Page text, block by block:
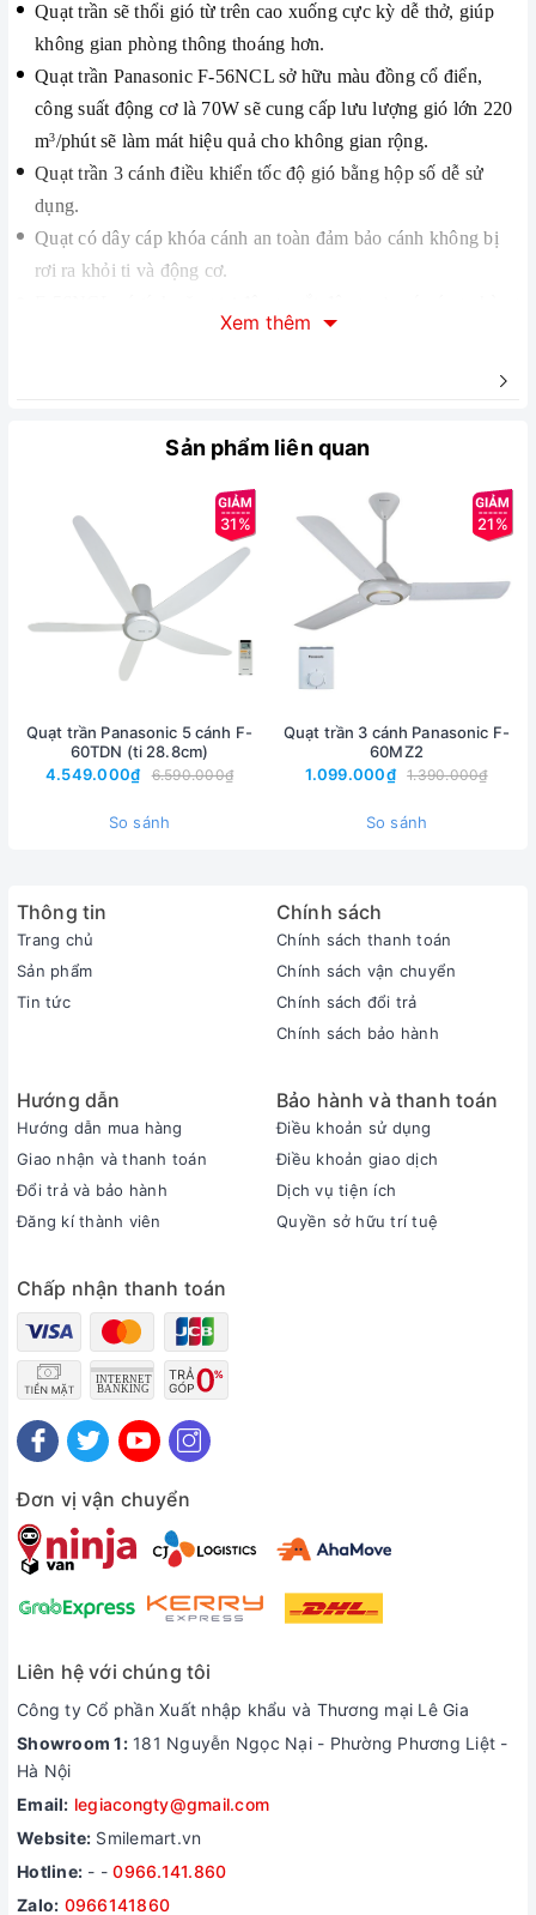
Quạt trần sẽ thổi gió từ trên cao xuống cực kỳ dễ thở, giúp
không gian phòng thông thoáng hơn.
Quạt trần Panasonic F-56NCL sở hữu màu đồng cổ điển,
công suất động cơ là 70W sẽ cung cấp lưu lượng gió lớn 220
m3/phút sẽ làm mát hiệu quả cho không gian rộng.
Quạt trần 3 cánh điều khiển tốc độ gió bằng hộp số dễ sử
dụng.
Quạt có dây cáp khóa cánh an toàn đảm bảo cánh không bị
rơi ra khỏi ti và động cơ.
chống cháy nổ và nâng cao độ bền cho quạt.
Sải cánh: 140cm
Công suất: 70W
Tốc độ gió: 5 tốc độ
Chiều dài ti: 30,4cm
Số cánh quạt: 3 cánh
Chất liệu cánh quạt: Hợp kim sơn tĩnh điện
Lưu lượng gió: 220 m3/phút
Bảng điều khiển: Hộp số
Màu sắc: Đồng
Cách lắp đặt: Móc treo
Thương hiệu: Nhật Bản
Bảo hành: 12 tháng
Xem thêm
Sản phẩm liên quan
31%
Quạt trần Panasonic 5 cánh F-
60TDN (ti 28.8cm)
4.549.000₫
6.590.000₫
So sánh
21%
Quạt trần 3 cánh Panasonic F-
60MZ2
1.099.000₫
1.390.000₫
So sánh
Thông tin
Trang chủ
Sản phẩm
Tin tức
Chính sách
Chính sách thanh toán
Chính sách vận chuyển
Chính sách đổi trả
Chính sách bảo hành
Hướng dẫn
Hướng dẫn mua hàng
Giao nhận và thanh toán
Đổi trả và bảo hành
Đăng kí thành viên
Bảo hành và thanh toán
Điều khoản sử dụng
Điều khoản giao dịch
Dịch vụ tiện ích
Quyền sở hữu trí tuệ
Chấp nhận thanh toán
Đơn vị vận chuyển
Liên hệ với chúng tôi
Công ty Cổ phần Xuất nhập khẩu và Thương mại Lê Gia
Showroom 1:181 Nguyễn Ngọc Nại - Phường Phương Liệt -
Hà Nội
Email: legiacongty@gmail.com
Website: Smilemart.vn
Hotline: - -0966.141.860
Zalo: 0966141860